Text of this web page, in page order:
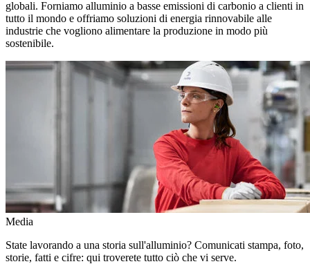
globali. Forniamo alluminio a basse emissioni di carbonio a clienti in
tutto il mondo e offriamo soluzioni di energia rinnovabile alle
industrie che vogliono alimentare la produzione in modo più
sostenibile.
Media
State lavorando a una storia sull'alluminio? Comunicati stampa, foto,
storie, fatti e cifre: qui troverete tutto ciò che vi serve.